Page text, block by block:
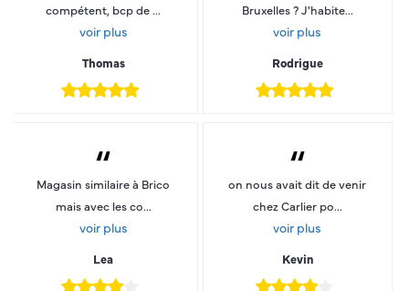
compétent, bcp de ...
voir plus
Thomas
Bruxelles ? J'habite...
voir plus
Rodrigue
“
Magasin similaire à Brico
mais avec les co...
voir plus
Lea
“
on nous avait dit de venir
chez Carlier po...
voir plus
Kevin